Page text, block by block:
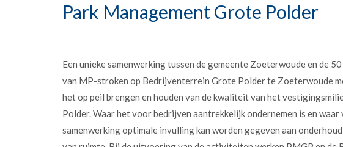
Park Management Grote Polder
Een unieke samenwerking tussen de gemeente Zoeterwoude en de
van MP-stroken op Bedrijventerrein Grote Polder te Zoeterwoude
het op peil brengen en houden van de kwaliteit van het
Polder. Waar het voor bedrijven aantrekkelijk ondernemen is en waar
samenwerking optimale invulling kan worden gegeven aan